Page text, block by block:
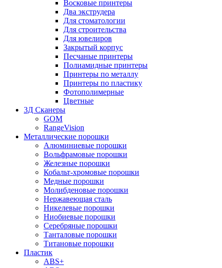
Восковые принтеры
Два экструдера
Для стоматологии
Для строительства
Для ювелиров
Закрытый корпус
Песчаные принтеры
Полиамидные принтеры
Принтеры по металлу
Принтеры по пластику
Фотополимерные
Цветные
3Д Сканеры
GOM
RangeVision
Металлические порошки
Алюминиевые порошки
Вольфрамовые порошки
Железные порошки
Кобальт-хромовые порошки
Медные порошки
Молибденовые порошки
Нержавеющая сталь
Никелевые порошки
Ниобиевые порошки
Серебряные порошки
Танталовые порошки
Титановые порошки
Пластик
ABS+